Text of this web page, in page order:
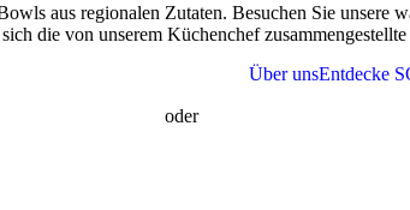
aus regionalen Zutaten. Besuchen Sie
die von unserem Küchenchef
Über unsEntdecke
oder